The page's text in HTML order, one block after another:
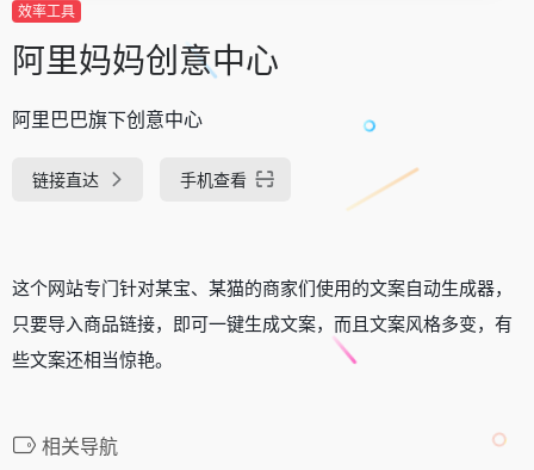
效率工具
阿里妈妈创意中心
阿里巴巴旗下创意中心
链接直达 手机查看
这个网站专门针对某宝、某猫的商家们使用的文案自动生成器，
只要导入商品链接，即可一键生成文案，而且文案风格多变，有
些文案还相当惊艳。
相关导航